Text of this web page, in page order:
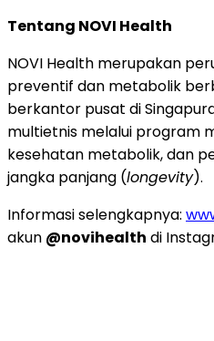
Tentang NOVI Health
NOVI Health merupakan
preventif dan metabolik
berkantor pusat di
multietnis melalui program
kesehatan metabolik, dan
jangka panjang (longevity).
Informasi selengkapnya:
akun @novihealth di